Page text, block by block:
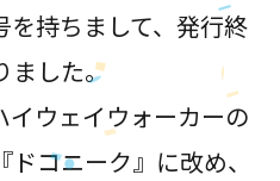
持ちまして、発行終
ました。
ウェイウォーカーの
コニーク』に改め、